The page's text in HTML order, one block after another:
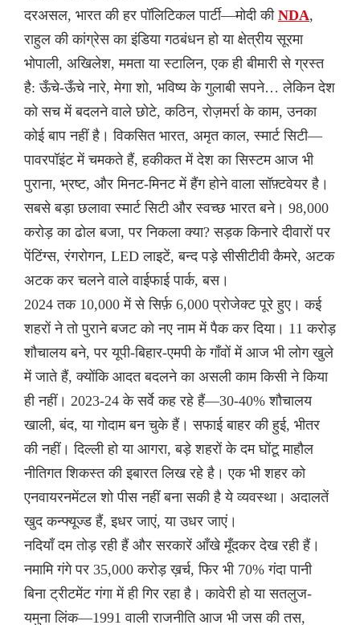
दरअसल, भारत की हर पॉलिटिकल पार्टी—मोदी की NDA,
राहुल की कांग्रेस का इंडिया गठबंधन हो या क्षेत्रीय सूरमा
भोपाली, अखिलेश, ममता या स्टालिन, एक ही बीमारी से ग्रस्त
है: ऊँचे-ऊँचे नारे, मेगा शो, भविष्य के गुलाबी सपने… लेकिन देश
को सच में बदलने वाले छोटे, कठिन, रोज़मर्रा के काम, उनका
कोई बाप नहीं है। विकसित भारत, अमृत काल, स्मार्ट सिटी—
पावरपॉइंट में चमकते हैं, हकीकत में देश का सिस्टम आज भी
पुराना, भ्रष्ट, और मिनट-मिनट में हैंग होने वाला सॉफ़्टवेयर है।
सबसे बड़ा छलावा स्मार्ट सिटी और स्वच्छ भारत बने। 98,000
करोड़ का ढोल बजा, पर निकला क्या? सड़क किनारे दीवारों पर
पेंटिंग्स, रंगरोगन, LED लाइटें, बन्द पड़े सीसीटीवी कैमरे, अटक
अटक कर चलने वाले वाईफाई पार्क, बस।
2024 तक 10,000 में से सिर्फ़ 6,000 प्रोजेक्ट पूरे हुए। कई
शहरों ने तो पुराने बजट को नए नाम में पैक कर दिया। 11 करोड़
शौचालय बने, पर यूपी-बिहार-एमपी के गाँवों में आज भी लोग खुले
में जाते हैं, क्योंकि आदत बदलने का असली काम किसी ने किया
ही नहीं। 2023-24 के सर्वे कह रहे हैं—30-40% शौचालय
खाली, बंद, या गोदाम बन चुके हैं। सफाई बाहर की हुई, भीतर
की नहीं। दिल्ली हो या आगरा, बड़े शहरों के दम घोंटू माहौल
नीतिगत शिकस्त की इबारत लिख रहे है। एक भी शहर को
एनवायरनमेंटल शो पीस नहीं बना सकी है ये व्यवस्था। अदालतें
खुद कन्फ्यूज्ड हैं, इधर जाएं, या उधर जाएं।
नदियाँ दम तोड़ रही हैं और सरकारें आँखे मूँदकर देख रही हैं।
नमामि गंगे पर 35,000 करोड़ ख़र्च, फिर भी 70% गंदा पानी
बिना ट्रीटमेंट गंगा में ही गिर रहा है। कावेरी हो या सतलुज-
यमुना लिंक—1991 वाली राजनीति आज भी जस की तस,